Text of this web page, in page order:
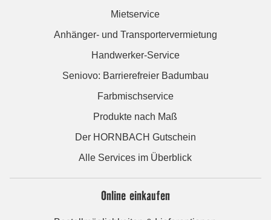
Mietservice
Anhänger- und Transportervermietung
Handwerker-Service
Seniovo: Barrierefreier Badumbau
Farbmischservice
Produkte nach Maß
Der HORNBACH Gutschein
Alle Services im Überblick
Online einkaufen